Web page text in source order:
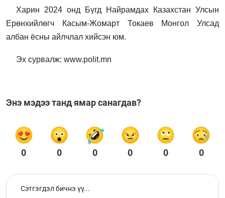
Харин 2024 онд Бүгд Найрамдах Казахстан Улсын
Ерөнхийлөгч Касым-Жомарт Токаев Монгол Улсад
албан ёсны айлчлал хийсэн юм.
Эх сурвалж: www.polit.mn
Энэ мэдээ танд ямар санагдав?
0 0 0 0 0 0